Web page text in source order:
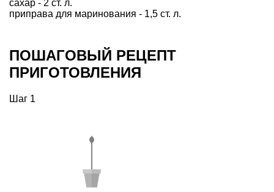
сахар - 2 ст. л.
приправа для маринования - 1,5 ст. л.
ПОШАГОВЫЙ РЕЦЕПТ
ПРИГОТОВЛЕНИЯ
Шаг 1